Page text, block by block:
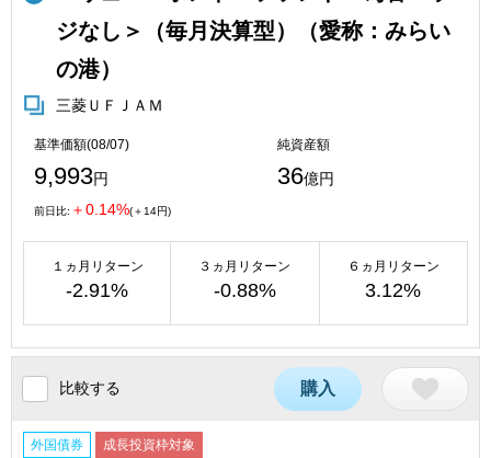
ジなし＞（毎月決算型）（愛称：みらい
の港）
三菱ＵＦＪＡＭ
基準価額(08/07)
9,993円
純資産額
36億円
前日比: ＋0.14%(＋14円)
１ヵ月リターン
-2.91%
３ヵ月リターン
-0.88%
６ヵ月リターン
3.12%
比較する 購入
外国債券 成長投資枠対象